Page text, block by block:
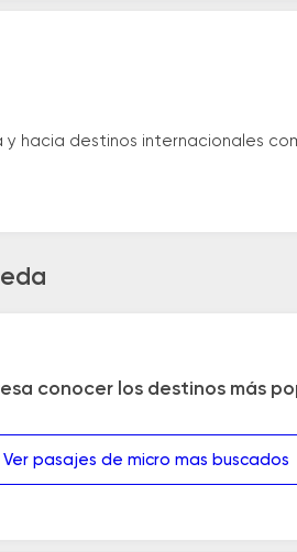
hacia destinos internacionales
conocer los destinos más
Ver pasajes de micro mas buscados